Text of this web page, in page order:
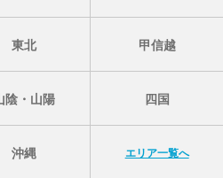
東北 甲信越
陰・山陽 四国
沖縄 エリア一覧へ